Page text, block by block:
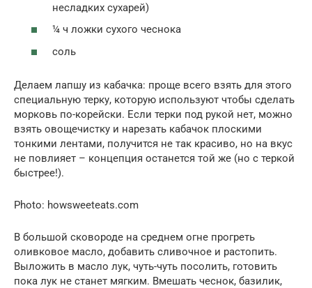
несладких сухарей)
¼ ч ложки сухого чеснока
соль
Делаем лапшу из кабачка: проще всего взять для этого
специальную терку, которую используют чтобы сделать
морковь по-корейски. Если терки под рукой нет, можно
взять овощечистку и нарезать кабачок плоскими
тонкими лентами, получится не так красиво, но на вкус
не повлияет – концепция останется той же (но с теркой
быстрее!).
Photo: howsweeteats.com
В большой сковороде на среднем огне прогреть
оливковое масло, добавить сливочное и растопить.
Выложить в масло лук, чуть-чуть посолить, готовить
пока лук не станет мягким. Вмешать чеснок, базилик,